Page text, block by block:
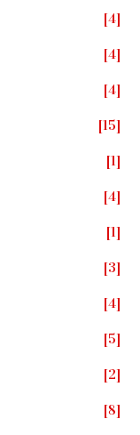
4
4
4
15
1
4
1
3
4
5
2
8